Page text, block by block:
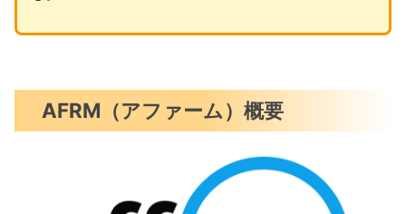
AFRM（アファーム）概要